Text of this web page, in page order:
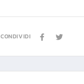
CONDIVIDI